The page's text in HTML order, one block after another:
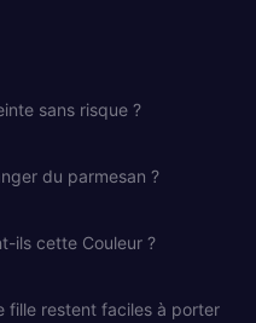
sans risque ?
du parmesan ?
ils cette Couleur ?
fille restent faciles à porter